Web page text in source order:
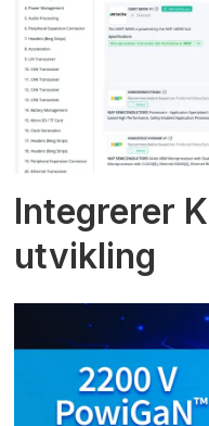
Integrerer
utvikling